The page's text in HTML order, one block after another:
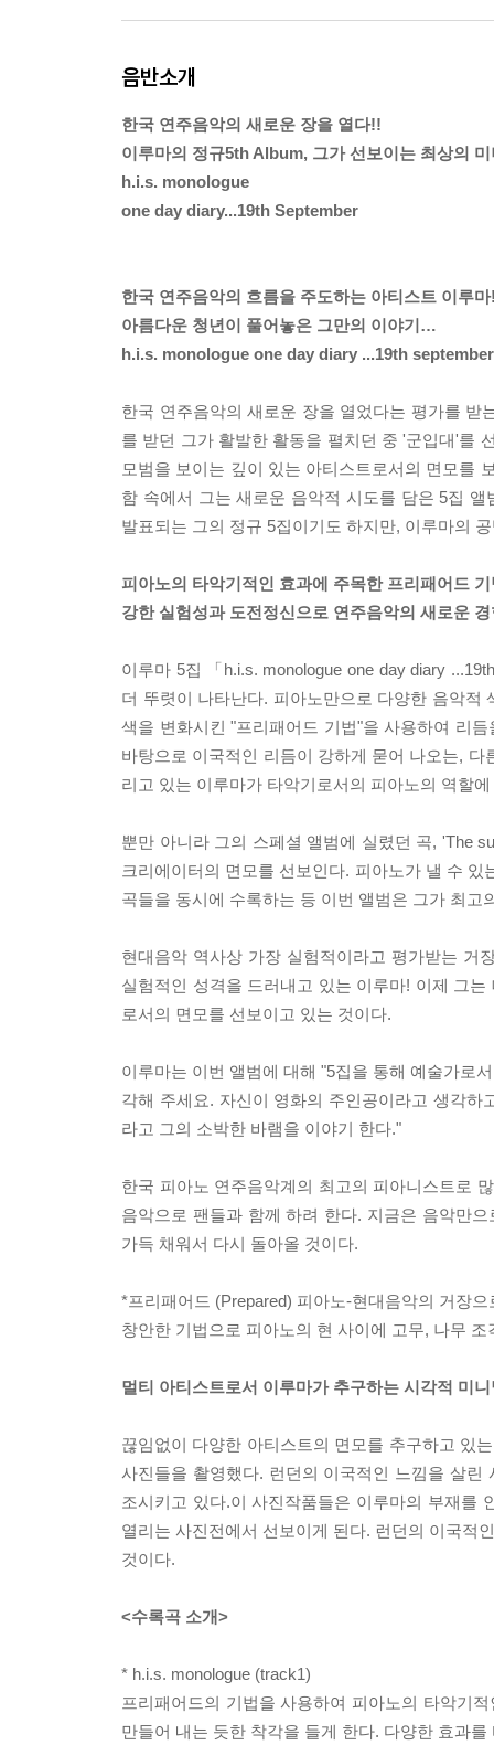
음반소개
한국 연주음악의 새로운 장을 열다!!
이루마의 정규5th Album, 그가 선보이는 최상의
h.i.s. monologue
one day diary...19th September
한국 연주음악의 흐름을 주도하는 아티스트 이루
아름다운 청년이 풀어놓은 그만의 이야기…
h.i.s. monologue one day diary ...19th september
한국 연주음악의 새로운 장을 열었다는 평가를
를 받던 그가 활발한 활동을 펼치던 중 '군입대'를
모범을 보이는 깊이 있는 아티스트로서의 면모를
함 속에서 그는 새로운 음악적 시도를 담은 5집
발표되는 그의 정규 5집이기도 하지만, 이루마의
피아노의 타악기적인 효과에 주목한 프리패어드 기
강한 실험성과 도전정신으로 연주음악의 새로운
이루마 5집 「h.i.s. monologue one day diary
더 뚜렷이 나타난다. 피아노만으로 다양한 음악
색을 변화시킨 "프리패어드 기법"을 사용하여 리
바탕으로 이국적인 리듬이 강하게 묻어 나오는,
리고 있는 이루마가 타악기로서의 피아노의 역할
뿐만 아니라 그의 스페셜 앨범에 실렸던 곡, 'The
크리에이터의 면모를 선보인다. 피아노가 낼 수
곡들을 동시에 수록하는 등 이번 앨범은 그가 최
현대음악 역사상 가장 실험적이라고 평가받는 거
실험적인 성격을 드러내고 있는 이루마! 이제 그
로서의 면모를 선보이고 있는 것이다.
이루마는 이번 앨범에 대해 "5집을 통해 예술가로
각해 주세요. 자신이 영화의 주인공이라고 생각
라고 그의 소박한 바램을 이야기 한다."
한국 피아노 연주음악계의 최고의 피아니스트로
음악으로 팬들과 함께 하려 한다. 지금은 음악만
가득 채워서 다시 돌아올 것이다.
*프리패어드 (Prepared) 피아노-현대음악의 거장
창안한 기법으로 피아노의 현 사이에 고무, 나무
멀티 아티스트로서 이루마가 추구하는 시각적 미
끊임없이 다양한 아티스트의 면모를 추구하고 있
사진들을 촬영했다. 런던의 이국적인 느낌을 살
조시키고 있다.이 사진작품들은 이루마의 부재를
열리는 사진전에서 선보이게 된다. 런던의 이국적
것이다.
<수록곡 소개>
* h.i.s. monologue (track1)
프리패어드의 기법을 사용하여 피아노의 타악기
만들어 내는 듯한 착각을 들게 한다. 다양한 효과